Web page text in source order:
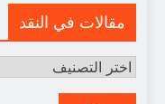
مقالات في النقد
مقالات